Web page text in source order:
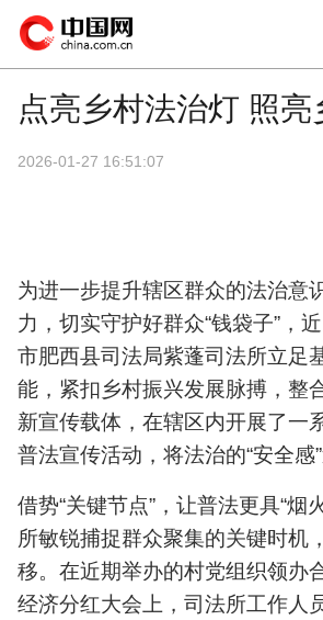
点亮乡村法治灯 照亮
2026-01-27 16:51:07
为进一步提升辖区群众的法治意
力，切实守护好群众“钱袋子”，
市肥西县司法局紫蓬司法所立足
能，紧扣乡村振兴发展脉搏，整
新宣传载体，在辖区内开展了一
普法宣传活动，将法治的“安全感
借势“关键节点”，让普法更具“烟
所敏锐捕捉群众聚集的关键时机
移。在近期举办的村党组织领办
经济分红大会上，司法所工作人